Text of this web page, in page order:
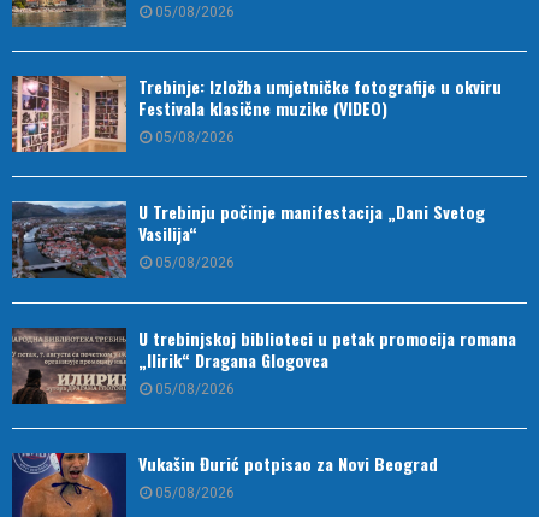
05/08/2026
Trebinje: Izložba umjetničke fotografije u okviru
Festivala klasične muzike (VIDEO)
05/08/2026
U Trebinju počinje manifestacija „Dani Svetog
Vasilija“
05/08/2026
U trebinjskoj biblioteci u petak promocija romana
„Ilirik“ Dragana Glogovca
05/08/2026
Vukašin Đurić potpisao za Novi Beograd
05/08/2026